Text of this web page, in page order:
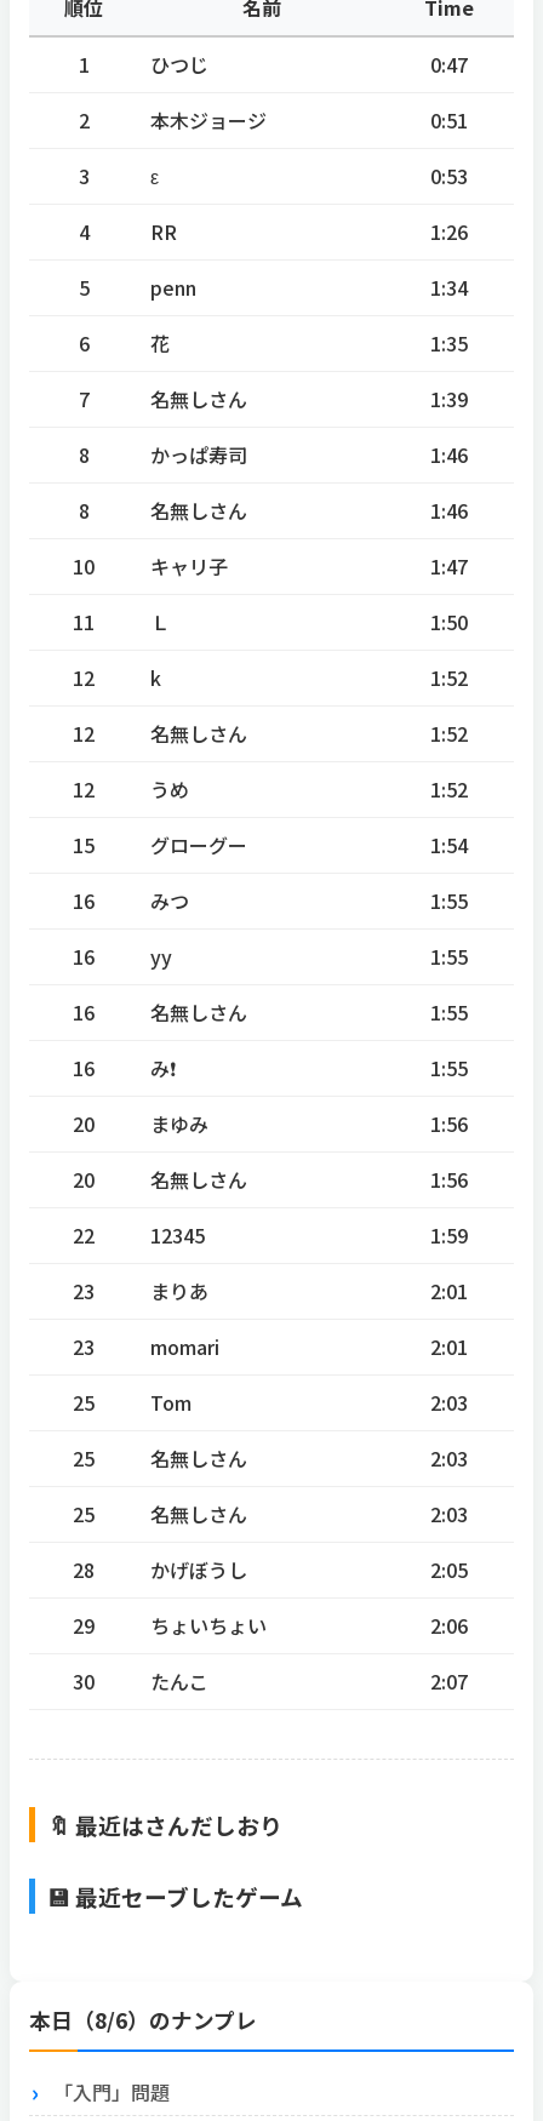
順位 名前
Time
1
ひつじ
0:47
2
本木ジョージ
0:51
3
ε
0:53
4
RR
1:26
5
penn
1:34
6
花
1:35
7
名無しさん
1:39
8
かっぱ寿司
1:46
8
名無しさん
1:46
10
キャリ子
1:47
11
Ｌ
1:50
12
k
1:52
12
名無しさん
1:52
12
うめ
1:52
15
グローグー
1:54
16
みつ
1:55
16
yy
1:55
16
名無しさん
1:55
16
み❗
1:55
20
まゆみ
1:56
20
名無しさん
1:56
22
12345
1:59
23
まりあ
2:01
23
momari
2:01
25
Tom
2:03
25
名無しさん
2:03
25
名無しさん
2:03
28
かげぼうし
2:05
29
ちょいちょい
2:06
30
たんこ 2:07
🔖 最近はさんだしおり
💾 最近セーブしたゲーム
本日（8/6）のナンプレ
「入門」問題